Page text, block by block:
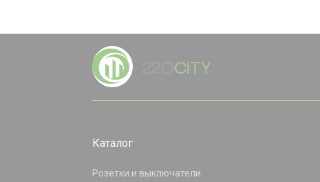
Каталог
Розетки и выключатели